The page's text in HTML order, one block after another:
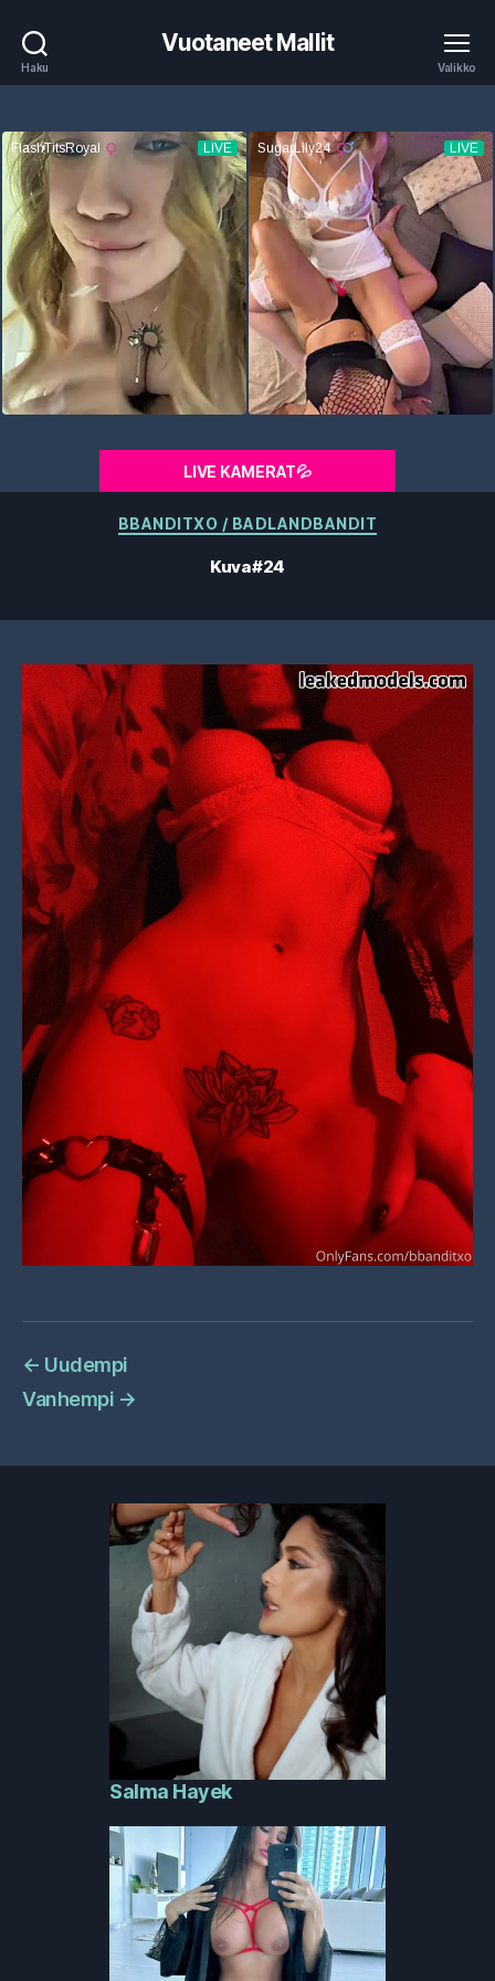
Haku
Vuotaneet Mallit
Valikko
LIVE KAMERAT💦
Kategoriat
BBANDITXO / BADLANDBANDIT
Kuva #24
← Uudempi
Vanhempi →
Salma Hayek